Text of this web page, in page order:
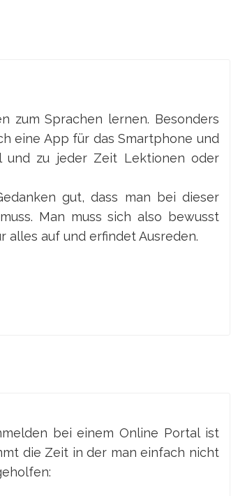
zum Sprachen lernen. Besonders
eine App für das Smartphone und
und zu jeder Zeit Lektionen oder
gut, dass man bei dieser
Man muss sich also bewusst
alles auf und erfindet Ausreden.
bei einem Online Portal ist
die Zeit in der man einfach nicht